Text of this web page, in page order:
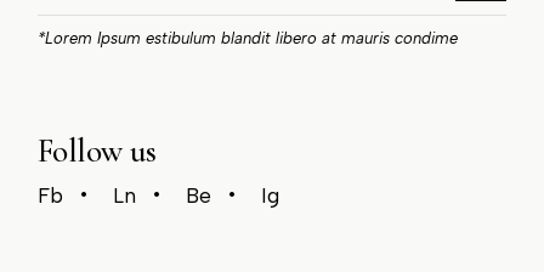
*Lorem Ipsum estibulum blandit libero at mauris condime
Follow us
Fb Ln Be Ig